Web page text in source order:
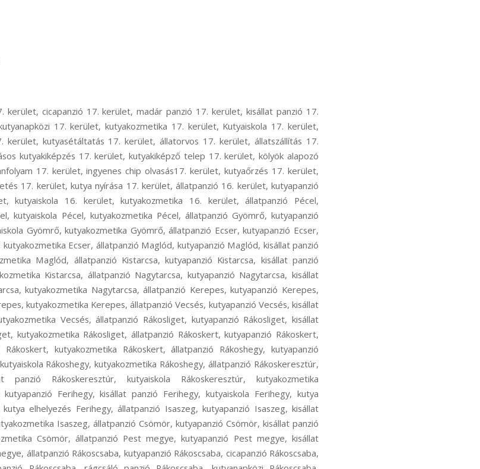
kerület, madár panzió XVII. kerület, kisállat panzió XVII. kerület, rágcsáló panzió XVII. kerület, kutyanapközi XVII. kerület, kutyakozmetika XVII. kerület, kutyaiskola XVII. kerület, kutyaovi XVII. kerület, kutyafuttatás XVII. kerület, kutyasétáltatás XVII. kerület, állatorvos XVII. kerület, állatszállítás XVII. kerület, kutyataxi XVII. kerület, bentlakásos kutyakiképzés XVII. kerület, kutyakiképző telep XVII. kerület, kölyök alapozó tanfolyam XVII. kerület, családi kutya tanfolyam XVII. kerület, ingyenes chip olvasás XVII. kerület, kutyaőrzés XVII. kerület, kutyafelügyelet XVII. kerület, kutya fürdetés XVII. kerület, kutya nyírása XVII. kerület, állatpanzió Rákoscsaba-Újtelep, kutyapanzió Rákoscsaba-Újtelep, cicapanzió Rákoscsaba-Újtelep, madár panzió Rákoscsaba-Újtelep, kisállat panzió Rákoscsaba-Újtelep, rágcsáló panzió Rákoscsaba-Újtelep, kutyanapközi Rákoscsaba-Újtelep, kutyakozmetika Rákoscsaba-Újtelep, Kutyaiskola Rákoscsaba-Újtelep, kutyaovi Rákoscsaba-Újtelep, kutyafuttatás Rákoscsaba-Újtelep, kutyasétáltatás Rákoscsaba-Újtelep, állatorvos Rákoscsaba-Újtelep, állatszállítás Rákoscsaba-Újtelep, kutyataxi Rákoscsaba-Újtelep, bentlakásos kutyakiképzés Rákoscsaba-Újtelep, kutyakiképző telep Rákoscsaba-Újtelep, kölyök alapozó tanfolyam Rákoscsaba-Újtelep, családi kutya tanfolyam Rákoscsaba-Újtelep, ingyenes chip olvasás Rákoscsaba-Újtelep, kutyaőrzés Rákoscsaba-Újtelep, kutyafelügyelet Rákoscsaba-Újtelep, kutya fürdetés Rákoscsaba-Újtelep, kutya nyírása Rákoscsaba-Újtelep, hoppers képzés 17. kerület, hoopers oktatás 17. kerület, hoopers tanfolyam 17. kerület, kutya futópados edzés 17. kerület, futópad edzés 17. kerület, kutyás atlétika 17. kerület, kutyás atlétikai edzés 17. kerület, kutyás sport 17. kerület, kutya szocializáció 17. kerület, kutyafuti 17. kerület, kutyaoktatás 17. kerület, nózi munka 17. kerület, szimat suli 17. kerület, nose work 17. kerület, hoppers képzés 16. kerület, hoopers oktatás 16. kerület, hoopers tanfolyam 16. kerület, kutya futópados edzés 16. kerület, futópad edzés 16. kerület, kutyás atlétika 16. kerület, kutyás atlétikai edzés 16. kerület, kutyás sport 16. kerület, kutya szocializáció 16. kerület, kutyafuti 16. kerület, kutyaoktatás 16. kerület, nózi munka 16. kerület, szimat suli 16. kerület, nose work 16. kerület, hoppers képzés Pécel, hoopers oktatás Pécel, hoopers tanfolyam Pécel, kutya futópados edzés Pécel, kutya futópad edzés Pécel, kutyás atlétika Pécel, kutyás atlétikai edzés Pécel, kutyás sport Pécel, kutya szocializáció Pécel, kutyafuti Pécel, kutyaoktatás Pécel, nózi munka Pécel, szimat suli Pécel, nose work Pécel, hoppers képzés Gyömrő, hoopers oktatás Gyömrő, hoopers tanfolyam Gyömrő, kutya futópados edzés Gyömrő, futópad edzés Gyömrő, kutyás atlétika Gyömrő, kutyás atlétikai edzés Gyömrő, kutyás sport Gyömrő, kutya szocializáció Gyömrő, kutyafuti Gyömrő, kutyaoktatás Gyömrő, nózi munka Gyömrő, szimat suli Gyömrő, nose work Gyömrő, hoppers képzés Ecser, hoopers oktatás Ecser, hoopers tanfolyam Ecser, kutya futópados edzés Ecser, kutyás atlétika Ecser, kutyás atlétikai edzés Ecser, kutyás sport Ecser, kutya szocializáció Ecser, kutyafuti Ecser, kutyaoktatás Ecser, nózi munka Ecser, szimat suli Ecser, nose work Ecser, hoppers képzés Maglód, hoopers oktatás Maglód, hoopers tanfolyam Maglód, kutya futópados edzés Maglód, kutyás atlétika Maglód, kutyás atlétikai edzés Maglód, kutyás sport Maglód, kutya szocializáció Maglód, kutyafuti Maglód, kutyaoktatás Maglód, nózi munka Maglód, szimat suli Maglód, nose work Maglód, hoppers képzés Kistarcsa, hoopers oktatás Kistarcsa, hoopers tanfolyam Kistarcsa, kutya futópados edzés Kistarcsa, kutyás atlétika Kistarcsa, kutyás atlétikai edzés Kistarcsa, kutyás sport Kistarcsa, kutya szocializáció Kistarcsa, kutyafuti Kistarcsa, kutyaoktatás Kistarcsa, nózi munka Kistarcsa, szimat suli Kistarcsa, nose work Kistarcsa, hoppers képzés Nagytarcsa, hoopers oktatás Nagytarcsa, hoopers tanfolyam Nagytarcsa, kutya futópados edzés Nagytarcsa, kutyás atlétika Nagytarcsa, kutyás atlétikai edzés Nagytarcsa, kutyás sport Nagytarcsa, kutya szocializáció Nagytarcsa, kutyafuti Nagytarcsa, kutyaoktatás Nagytarcsa, nózi munka Nagytarcsa, szimat suli Nagytarcsa, nose work Nagytarcsa, hoppers képzés Vecsés, hoopers oktatás Vecsés, hoopers tanfolyam Vecsés, kutya futópados edzés Vecsés, kutyás atlétika Vecsés, kutyás atlétikai edzés Vecsés, kutyás sport Vecsés, kutya szocializáció Vecsés, kutyafuti Vecsés, kutyaoktatás Vecsés, nózi munka Vecsés, szimat suli Vecsés, nose work Vecsés, hoppers képzés Rákosliget, hoopers oktatás Rákosliget, hoopers tanfolyam Rákosliget, kutya futópados edzés Rákosliget, kutyás atlétika Rákosliget, kutyás atlétikai edzés Rákosliget, kutyás sport Rákosliget, kutya szocializáció Rákosliget, kutyafuti Rákosliget, kutyaoktatás Rákosliget, nózi munka Rákosliget, szimat suli Rákosliget, nose work Rákosliget, hoppers képzés Rákoshegy, hoopers oktatás Rákoshegy, hoopers tanfolyam Rákoshegy, kutya futópados edzés Rákoshegy, kutyás atlétika Rákoshegy, kutyás atlétikai edzés Rákoshegy, kutyás sport Rákoshegy, kutya szocializáció Rákoshegy, kutyafuti Rákoshegy, kutyaoktatás Rákoshegy, nózi munka Rákoshegy, szimat suli Rákoshegy, nose work Rákoshegy, hoppers képzés Ferihegy, hoopers oktatás Ferihegy, hoopers tanfolyam Ferihegy, kutya futópados edzés Ferihegy, kutyás atlétika Ferihegy, kutyás atlétikai edzés Ferihegy, kutyás sport Ferihegy, kutya szocializáció Ferihegy, kutyafuti Ferihegy, kutyaoktatás Ferihegy, nózi munka Ferihegy, szimat suli Ferihegy, nose work Ferihegy, hoppers képzés Isaszeg, hoopers oktatás Isaszeg, hoopers tanfolyam Isaszeg, kutya futópados edzés Isaszeg, kutyás atlétika Isaszeg, kutyás atlétikai edzés Isaszeg, kutyás sport Isaszeg, kutya szocializáció Isaszeg, kutyafuti Isaszeg, kutyaoktatás Isaszeg, nózi munka Isaszeg, szimat suli Isaszeg, nose work Isaszeg, hoppers képzés Csömör, hoopers oktatás Csömör, hoopers tanfolyam Csömör, kutya futópados edzés Csömör, kutyás atlétika Csömör, kutyás atlétikai edzés Csömör, kutyás sport Csömör, kutya szocializáció Csömör, kutyafuti Csömör, kutyaoktatás Csömör, nózi munka Csömör, szimat suli Csömör, nose work Csömör, hoppers képzés Pest megye, hoopers oktatás Pest megye, hoopers tanfolyam Pest megye, kutya futópados edzés Pest megye, kutyás atlétika Pest megye, kutyás atlétikai edzés Pest megye, kutyás sport Pest megye, kutya szocializáció Pest megye, kutyafuti Pest megye, kutyaoktatás Pest megye, nózi munka Pest megye, szimat suli Pest megye, nose work Pest megye, hoppers képzés Rákoscsaba-Újtelep, hoopers oktat